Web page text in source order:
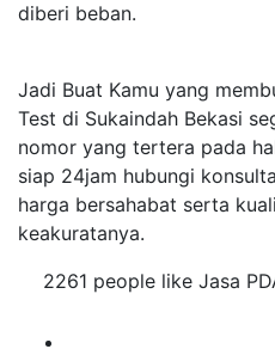
diberi beban.
Jadi Buat Kamu yang
Test di Sukaindah Bekasi
nomor yang tertera pada
siap 24jam hubungi
harga bersahabat serta
keakuratanya.
2261 people like Jasa